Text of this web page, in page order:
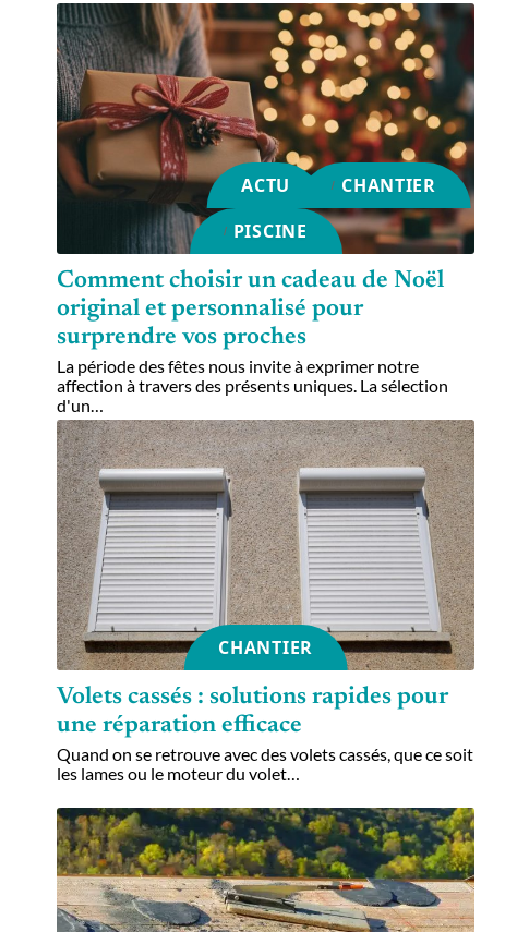
ACTU
CHANTIER
PISCINE
Comment choisir un cadeau de Noël
original et personnalisé pour
surprendre vos proches
La période des fêtes nous invite à exprimer notre
affection à travers des présents uniques. La sélection
d'un…
CHANTIER
Volets cassés : solutions rapides pour
une réparation efficace
Quand on se retrouve avec des volets cassés, que ce soit
les lames ou le moteur du volet…